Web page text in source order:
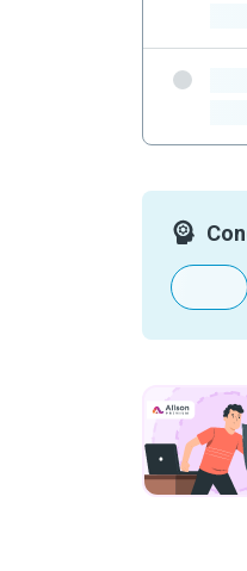
Mejora tu aprendizaje.
Estudio ininterrumpido y
Explorar Alison Premium